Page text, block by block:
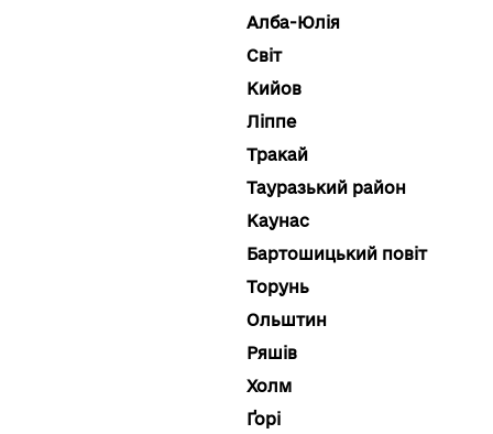
Алба-Юлія
Світ
Кийов
Ліппе
Тракай
Тауразький район
Каунас
Бартошицький повіт
Торунь
Ольштин
Ряшів
Холм
Ґорі